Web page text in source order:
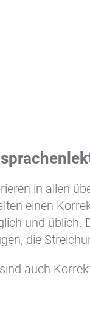
in allen
einen
und üblich.
die
auch